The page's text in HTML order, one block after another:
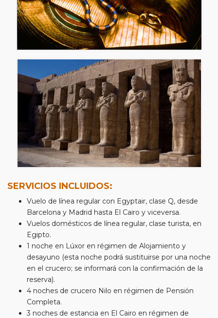
SERVICIOS INCLUIDOS:
Vuelo de línea regular con Egyptair, clase Q, desde
Barcelona y Madrid hasta El Cairo y viceversa.
Vuelos domésticos de línea regular, clase turista, en
Egipto.
1 noche en Lúxor en régimen de Alojamiento y
desayuno (esta noche podrá sustituirse por una noche
en el crucero; se informará con la confirmación de la
reserva).
4 noches de crucero Nilo en régimen de Pensión
Completa.
3 noches de estancia en El Cairo en régimen de